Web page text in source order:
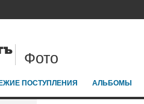
Фото
ПОСТУПЛЕНИЯ АЛЬБОМЫ